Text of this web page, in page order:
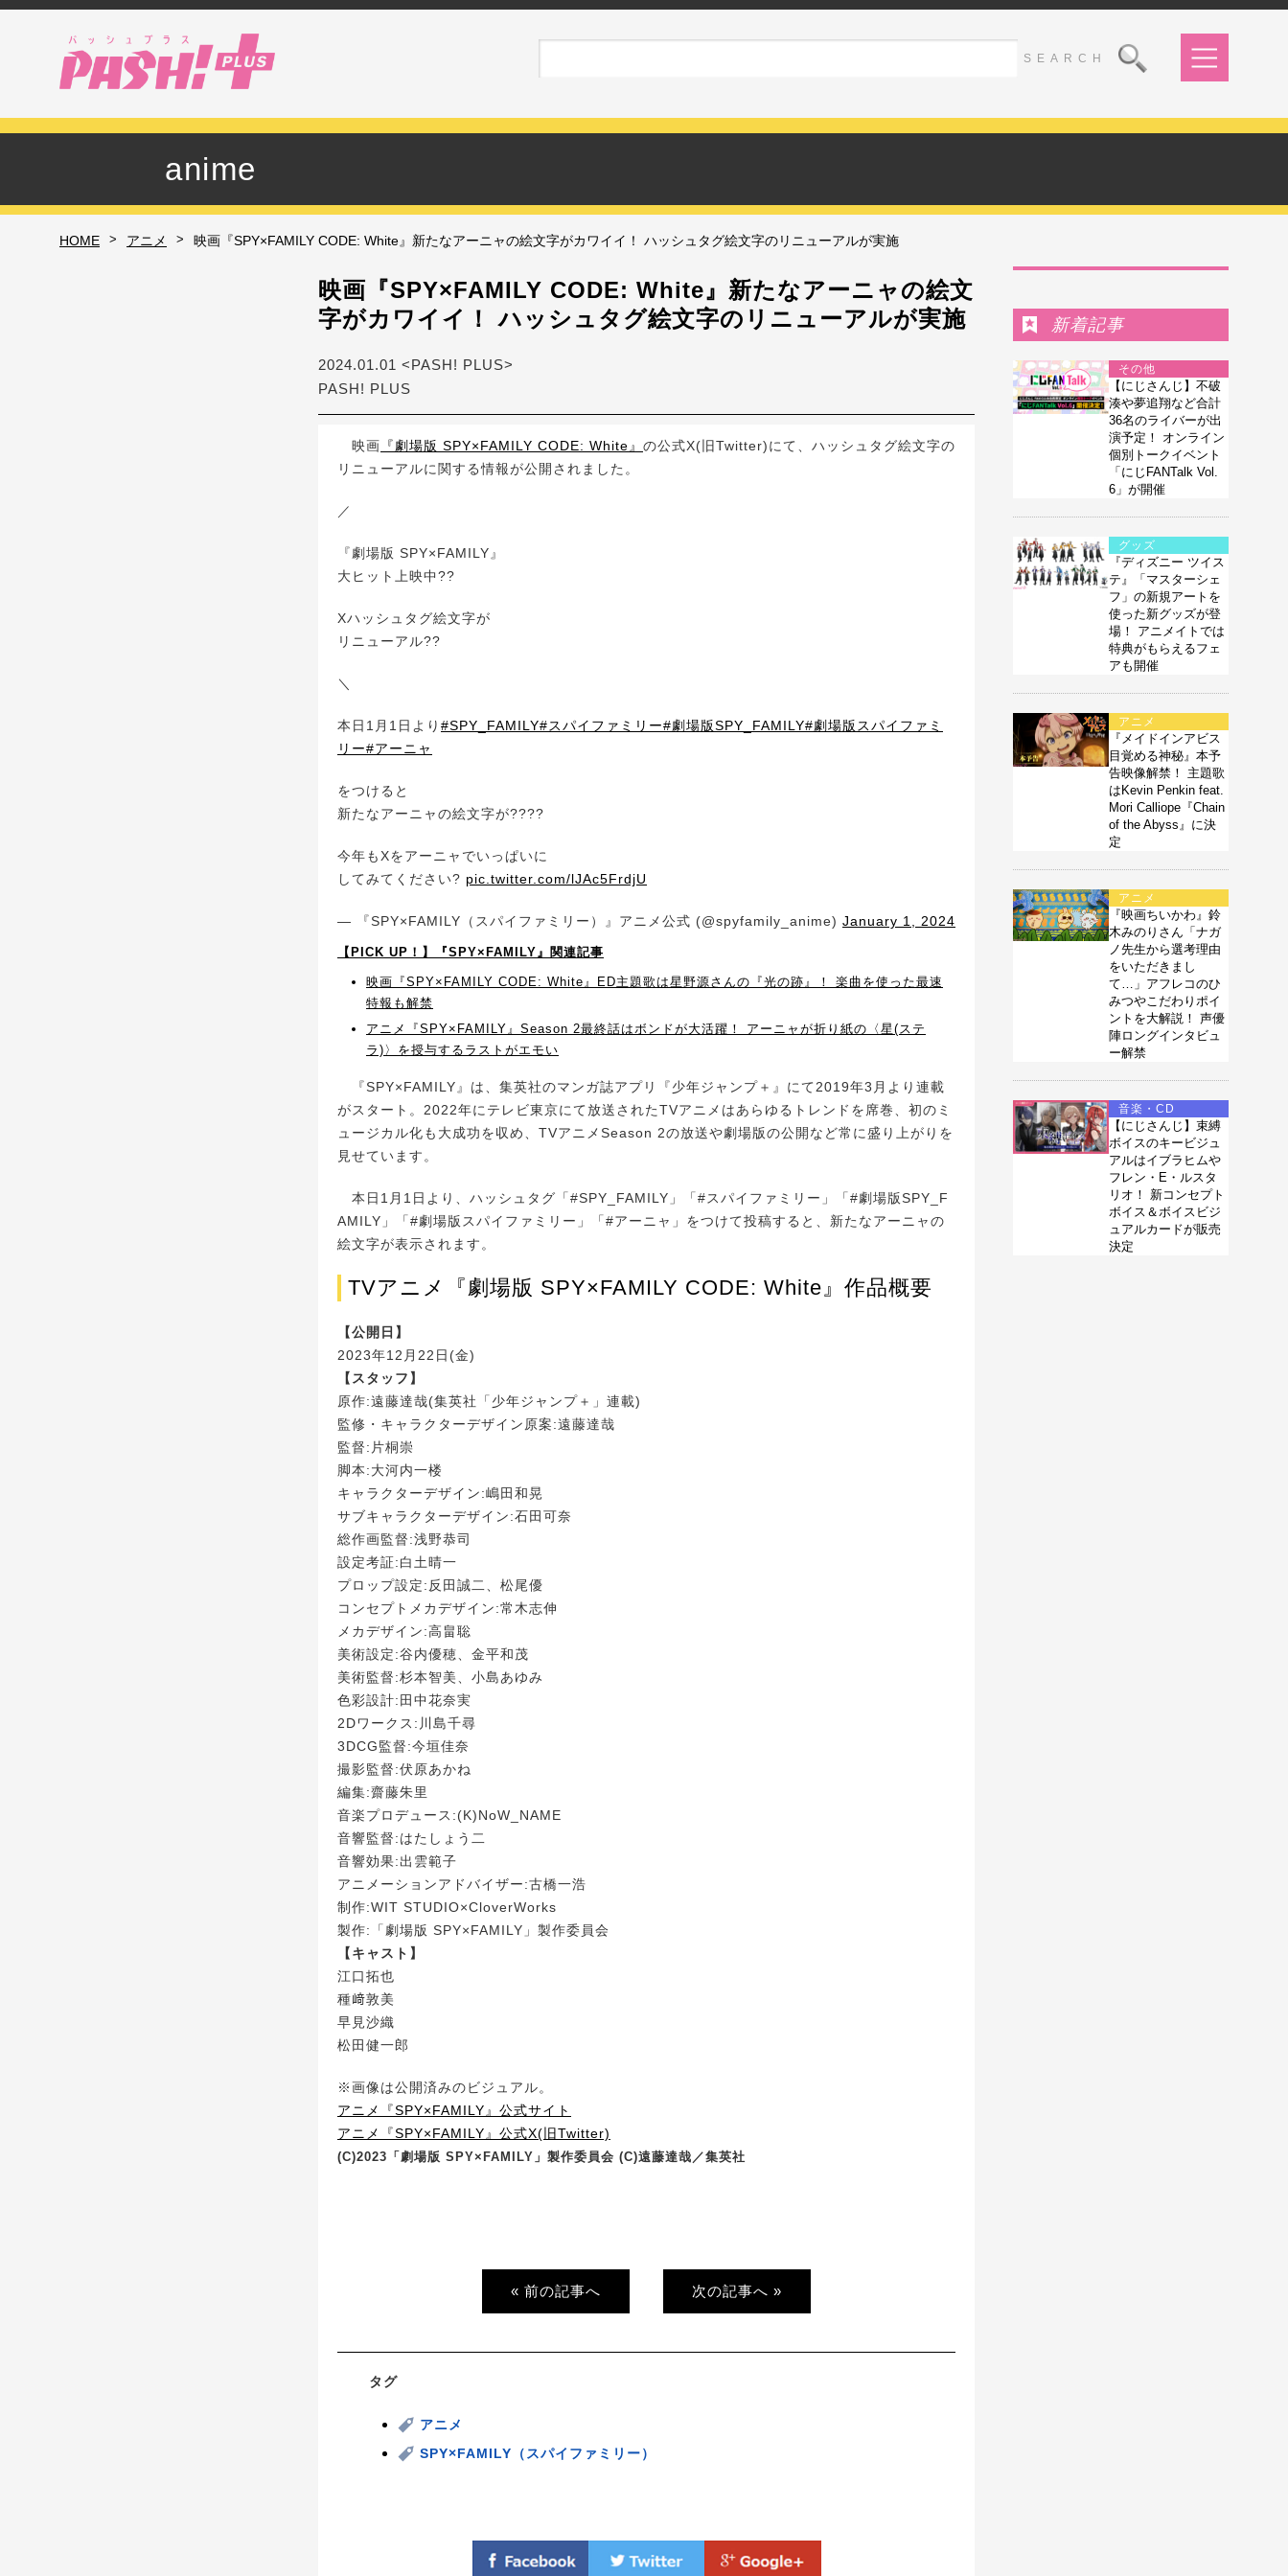
anime
HOME > アニメ > 映画『SPY×FAMILY CODE: White』新たなアーニャの絵文字がカワイイ！ ハッシュタグ絵文字のリニューアルが実施
映画『SPY×FAMILY CODE: White』新たなアーニャの絵文
字がカワイイ！ ハッシュタグ絵文字のリニューアルが実施
2024.01.01 <PASH! PLUS>
PASH! PLUS
映画 『劇場版 SPY×FAMILY CODE: White』 の公式X(旧Twitter)にて、ハッシュタグ絵文字の
リニューアルに関する情報が公開されました。
／
『劇場版 SPY×FAMILY』
大ヒット上映中??
Xハッシュタグ絵文字が
リニューアル??
＼
本日1月1日より #SPY_FAMILY#スパイファミリー#劇場版SPY_FAMILY#劇場版スパイファミ
リー#アーニャ
をつけると
新たなアーニャの絵文字が????
今年もXをアーニャでいっぱいに
してみてください? pic.twitter.com/lJAc5FrdjU
— 『SPY×FAMILY（スパイファミリー）』アニメ公式 (@spyfamily_anime) January 1, 2024
【PICK UP！】『SPY×FAMILY』関連記事
映画『SPY×FAMILY CODE: White』ED主題歌は星野源さんの『光の跡』！ 楽曲を使った最速
特報も解禁
アニメ『SPY×FAMILY』Season 2最終話はボンドが大活躍！ アーニャが折り紙の〈星(ステ
ラ)〉を授与するラストがエモい
『SPY×FAMILY』は、集英社のマンガ誌アプリ『少年ジャンプ＋』にて2019年3月より連載
がスタート。2022年にテレビ東京にて放送されたTVアニメはあらゆるトレンドを席巻、初のミ
ュージカル化も大成功を収め、TVアニメSeason 2の放送や劇場版の公開など常に盛り上がりを
見せています。
本日1月1日より、ハッシュタグ「#SPY_FAMILY」「#スパイファミリー」「#劇場版SPY_F
AMILY」「#劇場版スパイファミリー」「#アーニャ」をつけて投稿すると、新たなアーニャの
絵文字が表示されます。
TVアニメ『劇場版 SPY×FAMILY CODE: White』作品概要
【公開日】
2023年12月22日(金)
【スタッフ】
原作:遠藤達哉(集英社「少年ジャンプ＋」連載)
監修・キャラクターデザイン原案:遠藤達哉
監督:片桐崇
脚本:大河内一楼
キャラクターデザイン:嶋田和晃
サブキャラクターデザイン:石田可奈
総作画監督:浅野恭司
設定考証:白土晴一
プロップ設定:反田誠二、松尾優
コンセプトメカデザイン:常木志伸
メカデザイン:高畠聡
美術設定:谷内優穂、金平和茂
美術監督:杉本智美、小島あゆみ
色彩設計:田中花奈実
2Dワークス:川島千尋
3DCG監督:今垣佳奈
撮影監督:伏原あかね
編集:齋藤朱里
音楽プロデュース:(K)NoW_NAME
音響監督:はたしょう二
音響効果:出雲範子
アニメーションアドバイザー:古橋一浩
制作:WIT STUDIO×CloverWorks
製作:「劇場版 SPY×FAMILY」製作委員会
【キャスト】
江口拓也
種﨑敦美
早見沙織
松田健一郎
※画像は公開済みのビジュアル。
アニメ『SPY×FAMILY』公式サイト
アニメ『SPY×FAMILY』公式X(旧Twitter)
(C)2023「劇場版 SPY×FAMILY」製作委員会 (C)遠藤達哉／集英社
« 前の記事へ 次の記事へ »
タグ
アニメ
SPY×FAMILY（スパイファミリー）
新着記事
その他
【にじさんじ】不破
湊や夢追翔など合計
36名のライバーが出
演予定！ オンライン
個別トークイベント
「にじFANTalk Vol.
6」が開催
グッズ
『ディズニー ツイス
テ』「マスターシェ
フ」の新規アートを
使った新グッズが登
場！ アニメイトでは
特典がもらえるフェ
アも開催
アニメ
『メイドインアビス
目覚める神秘』本予
告映像解禁！ 主題歌
はKevin Penkin feat.
Mori Calliope『Chain
of the Abyss』に決
定
アニメ
『映画ちいかわ』鈴
木みのりさん「ナガ
ノ先生から選考理由
をいただきまし
て…」アフレコのひ
みつやこだわりポイ
ントを大解説！ 声優
陣ロングインタビュ
ー解禁
音楽・CD
【にじさんじ】束縛
ボイスのキービジュ
アルはイブラヒムや
フレン・E・ルスタ
リオ！ 新コンセプト
ボイス＆ボイスビジ
ュアルカードが販売
決定